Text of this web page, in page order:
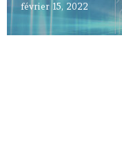
février 15, 2022